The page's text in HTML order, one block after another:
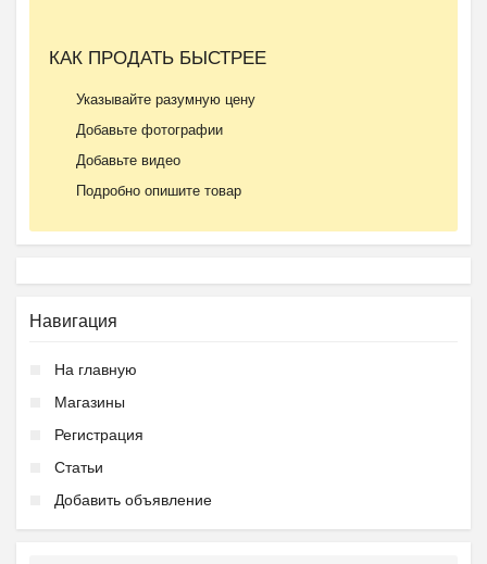
КАК ПРОДАТЬ БЫСТРЕЕ
Указывайте разумную цену
Добавьте фотографии
Добавьте видео
Подробно опишите товар
Навигация
На главную
Магазины
Регистрация
Статьи
Добавить объявление